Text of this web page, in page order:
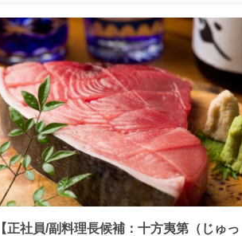
【正社員/副料理長候補：十方夷第（じゅっ